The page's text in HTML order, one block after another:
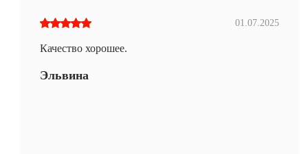
01.07.2025
Качество хорошее.
Эльвина